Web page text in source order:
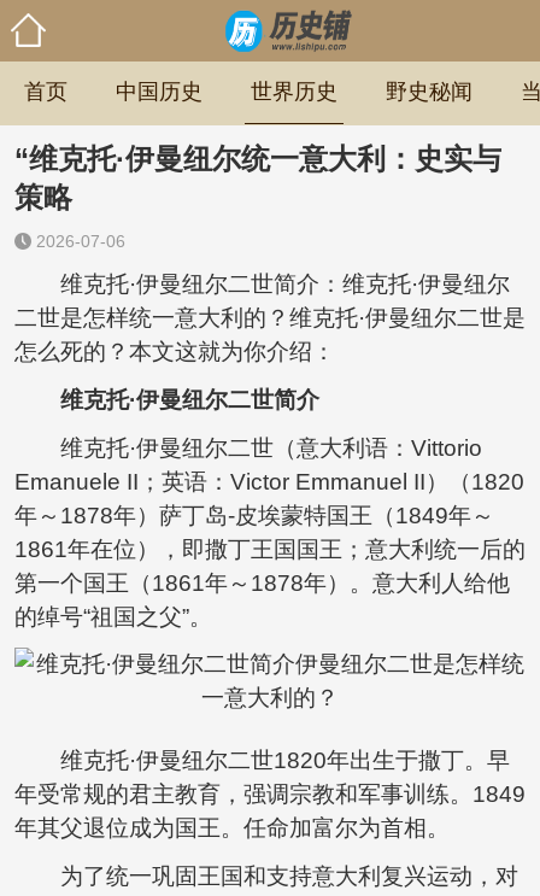
首页 中国历史 世界历史 野史秘闻
“维克托·伊曼纽尔统一意大利：史实与
策略
2026-07-06
维克托·伊曼纽尔二世简介：维克托·伊曼纽尔
二世是怎样统一意大利的？维克托·伊曼纽尔二世是
怎么死的？本文这就为你介绍：
维克托·伊曼纽尔二世简介
维克托·伊曼纽尔二世（意大利语：Vittorio
Emanuele II；英语：Victor Emmanuel II）（1820
年～1878年）萨丁岛-皮埃蒙特国王（1849年～
1861年在位），即撒丁王国国王；意大利统一后的
第一个国王（1861年～1878年）。意大利人给他
的绰号“祖国之父”。
维克托·伊曼纽尔二世1820年出生于撒丁。早
年受常规的君主教育，强调宗教和军事训练。1849
年其父退位成为国王。任命加富尔为首相。
为了统一巩固王国和支持意大利复兴运动，对